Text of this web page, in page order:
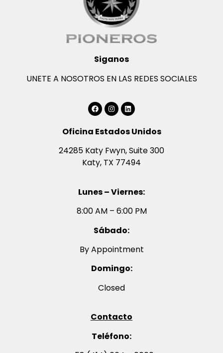
Siganos
UNETE A NOSOTROS EN LAS REDES SOCIALES
Oficina Estados Unidos
24285 Katy Fwyn, Suite 300
Katy, TX 77494
Lunes – Viernes:
8:00 AM – 6:00 PM
Sábado:
By Appointment
Domingo:
Closed
Contacto
Teléfono: